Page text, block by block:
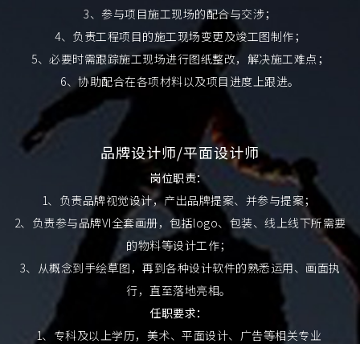
3、参与项目施工现场的配合与交涉；
4、负责工程项目的施工现场变更及竣工图制作；
5、必要时需跟踪施工现场进行图纸整改，解决施工难点；
6、协助配合在各项材料以及项目进度上跟进。
品牌设计师/平面设计师
岗位职责：
1、负责品牌视觉设计，产出品牌提案、并参与提案；
2、负责参与品牌VI全套画册，包括logo、包装、线上线下所需要
的物料等设计工作；
3、从概念到手绘草图，再到各种设计软件的熟悉运用、画面执
行，直至落地亮相。
任职要求：
1、专科及以上学历，美术、平面设计、广告等相关专业